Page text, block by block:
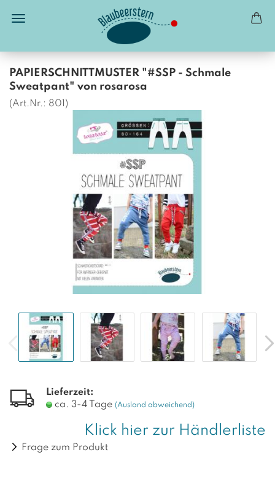
PAPIERSCHNITTMUSTER "#SSP - Schmale
Sweatpant" von rosarosa
(Art.Nr.: 801 )
Lieferzeit:
ca. 3-4 Tage (Ausland abweichend)
Klick hier zur Händlerliste
Frage zum Produkt